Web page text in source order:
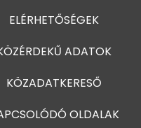
ELÉRHETŐSÉGEK
ADATOK
KÖZADATKERESŐ
OLDALAK